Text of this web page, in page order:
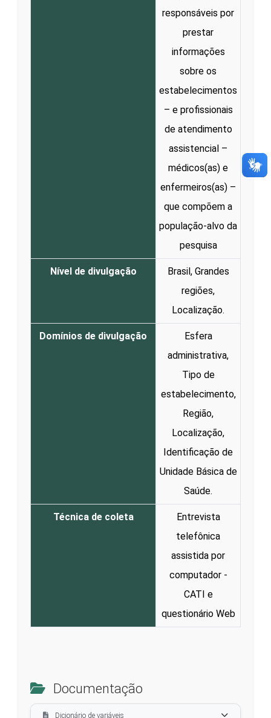
responsáveis por
prestar
informações
sobre os
estabelecimentos
– e profissionais
de atendimento
assistencial –
médicos(as) e
enfermeiros(as) –
que compõem a
população-alvo da
pesquisa
Nível de divulgação
Brasil, Grandes
regiões,
Localização.
Domínios de divulgação
Esfera
administrativa,
Tipo de
estabelecimento,
Região,
Localização,
Identificação de
Unidade Básica de
Saúde.
Técnica de coleta
Entrevista
telefônica
assistida por
computador -
CATI e
questionário Web
Documentação
Dicionário de variáveis